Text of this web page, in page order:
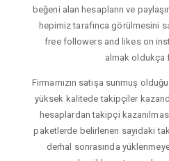
beğeni alan hesapların ve
hepimiz tarafınca görülmesini
free followers and likes on
almak oldukça
Firmamızın satışa sunmuş
yüksek kalitede takipçiler
hesaplardan takipçi
paketlerde belirlenen sayıdaki
derhal sonrasında